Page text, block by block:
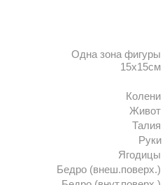
Ягодицы
Талия
Одна зона фигуры
15х15см
Бедро (внеш.поверх.)
Руки
Живот
Колени